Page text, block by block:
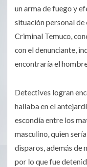
un arma de fuego y
situación personal
Criminal Temuco,
con el denunciante,
encontraría el
Detectives logran
hallaba en el
escondía entre los
masculino, quien
disparos, además de
por lo que fue